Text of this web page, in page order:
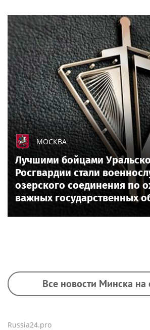
МОСКВА
Лучшими бойцами
Росгвардии стали
озерского соединения по
важных государственных
Все новости Минска на
Russia24.pro